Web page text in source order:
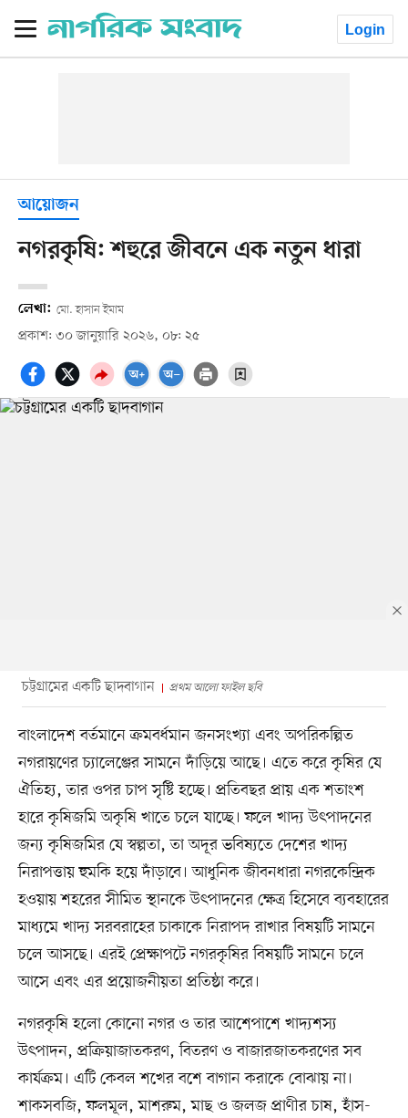
Login
আয়োজন
নগরকৃষি: শহুরে জীবনে এক নতুন ধারা
লেখা: মো. হাসান ইমাম
প্রকাশ: ৩০ জানুয়ারি ২০২৬, ০৮: ২৫
চট্টগ্রামের একটি ছাদবাগান প্রথম আলো ফাইল ছবি
বাংলাদেশ বর্তমানে ক্রমবর্ধমান জনসংখ্যা এবং অপরিকল্পিত
নগরায়ণের চ্যালেঞ্জের সামনে দাঁড়িয়ে আছে। এতে করে কৃষির যে
ঐতিহ্য, তার ওপর চাপ সৃষ্টি হচ্ছে। প্রতিবছর প্রায় এক শতাংশ
হারে কৃষিজমি অকৃষি খাতে চলে যাচ্ছে। ফলে খাদ্য উৎপাদনের
জন্য কৃষিজমির যে স্বল্পতা, তা অদূর ভবিষ্যতে দেশের খাদ্য
নিরাপত্তায় হুমকি হয়ে দাঁড়াবে। আধুনিক জীবনধারা নগরকেন্দ্রিক
হওয়ায় শহরের সীমিত স্থানকে উৎপাদনের ক্ষেত্র হিসেবে ব্যবহারের
মাধ্যমে খাদ্য সরবরাহের চাকাকে নিরাপদ রাখার বিষয়টি সামনে
চলে আসছে। এরই প্রেক্ষাপটে নগরকৃষির বিষয়টি সামনে চলে
আসে এবং এর প্রয়োজনীয়তা প্রতিষ্ঠা করে।
নগরকৃষি হলো কোনো নগর ও তার আশেপাশে খাদ্যশস্য
উৎপাদন, প্রক্রিয়াজাতকরণ, বিতরণ ও বাজারজাতকরণের সব
কার্যক্রম। এটি কেবল শখের বশে বাগান করাকে বোঝায় না।
শাকসবজি, ফলমূল, মাশরুম, মাছ ও জলজ প্রাণীর চাষ, হাঁস-